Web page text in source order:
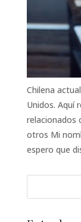
Chilena
Unidos. Aquí
relacionados
otros Mi
espero que